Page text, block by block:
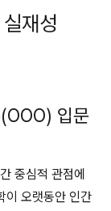
재성
입문
중심적 관점에
이 오랫동안 인간